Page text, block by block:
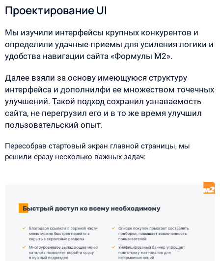
Проектирование UI
Мы изучили интерфейсы крупных конкурентов и
определили удачные приемы для усиления логики и
удобства навигации сайта «Формулы М2».
Далее взяли за основу имеющуюся структуру
интерфейса и дополнилфи ее множеством точечных
улучшений. Такой подход сохранил узнаваемость
сайта, не перегрузил его и в то же время улучшил
пользовательский опыт.
Пересобрав стартовый экран главной страницы, мы
решили сразу несколько важных задач: